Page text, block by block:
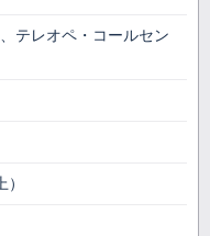
テレオペ・コールセン